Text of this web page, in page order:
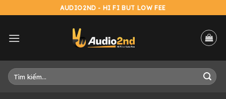
to
AUDIO2ND - HI FI BUT LOW FEE
Tìm
kiếm: